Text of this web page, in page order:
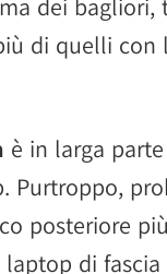
dei bagliori,
di quelli con
è in larga
Purtroppo,
posteriore
di fascia